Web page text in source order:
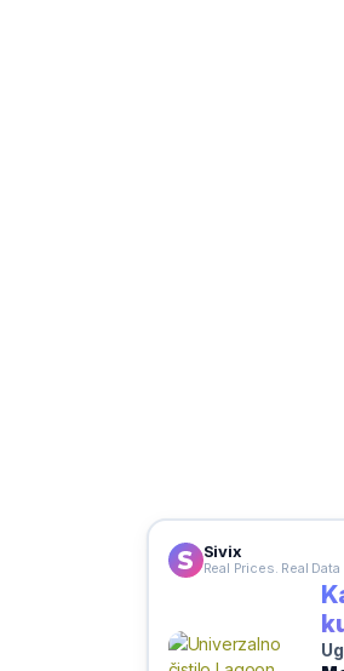
Sivix
Real Prices. Real Data